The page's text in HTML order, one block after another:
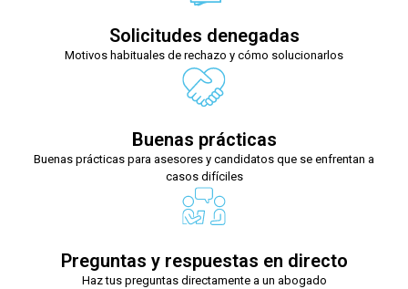
Solicitudes denegadas
Motivos habituales de rechazo y cómo solucionarlos
Buenas prácticas
Buenas prácticas para asesores y candidatos que se enfrentan a
casos difíciles
Preguntas y respuestas en directo
Haz tus preguntas directamente a un abogado